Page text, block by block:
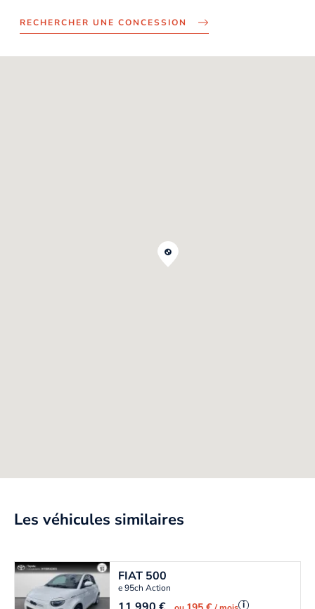
RECHERCHER UNE CONCESSION
Les véhicules similaires
FIAT 500
e 95ch Action
i